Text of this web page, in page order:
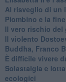
Al risveglio di un
​Piombino e la
​Il vero rischio del
​Il violento
​Buddha, Franco
​È difficile vivere
Solastalgia e
ecologici